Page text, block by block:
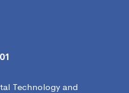
Technology and